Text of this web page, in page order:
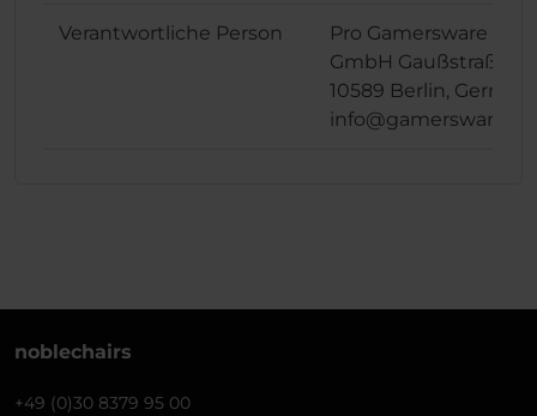
Verantwortliche Person
Pro Gamersware
GmbH Gaußstraße 1,
10589 Berlin,
noblechairs
+49 (0)30 8379 95 00